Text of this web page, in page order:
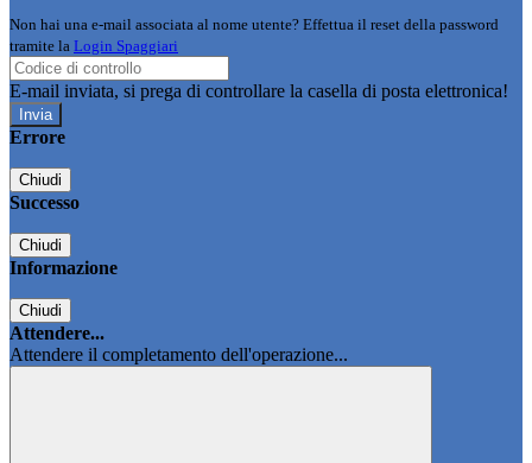
Non hai una e-mail associata al nome utente? Effettua il reset della password
tramite la Login Spaggiari
E-mail inviata, si prega di controllare la casella di posta elettronica!
Errore
Chiudi
Successo
Chiudi
Informazione
Chiudi
Attendere...
Attendere il completamento dell'operazione...